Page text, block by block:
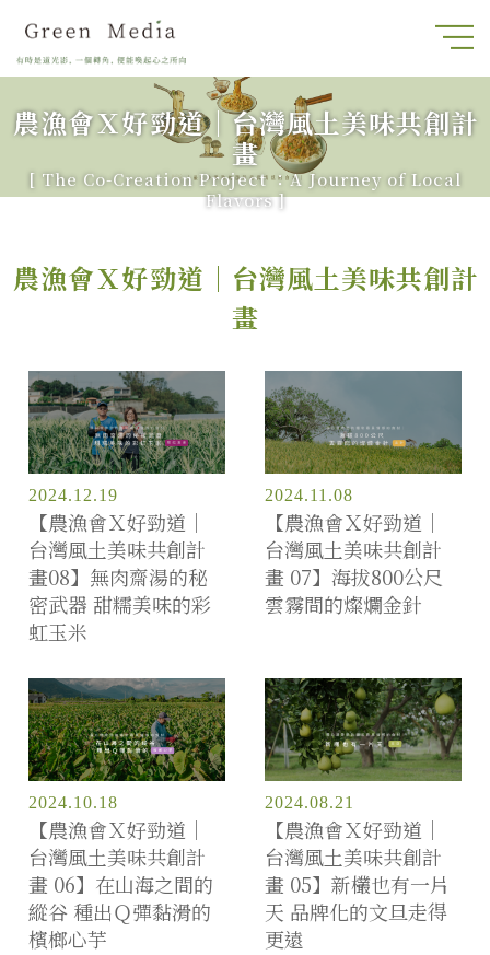
農漁會Ｘ好勁道｜台灣風土美味共創計
畫
[ The Co-Creation Project ：A Journey of Local
Flavors]
農漁會Ｘ好勁道｜台灣風土美味共創計
畫
2024.12.19
【農漁會Ｘ好勁道｜
台灣風土美味共創計
畫08】無肉齋湯的秘
密武器 甜糯美味的彩
虹玉米
2024.11.08
【農漁會Ｘ好勁道｜
台灣風土美味共創計
畫 07】海拔800公尺
雲霧間的燦爛金針
2024.10.18
【農漁會Ｘ好勁道｜
台灣風土美味共創計
畫 06】在山海之間的
縱谷 種出Ｑ彈黏滑的
檳榔心芋
2024.08.21
【農漁會Ｘ好勁道｜
台灣風土美味共創計
畫 05】新欉也有一片
天 品牌化的文旦走得
更遠